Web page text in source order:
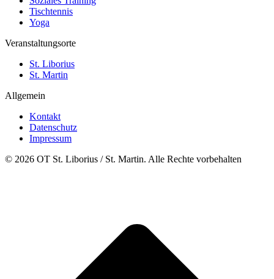
Tischtennis
Yoga
Veranstaltungsorte
St. Liborius
St. Martin
Allgemein
Kontakt
Datenschutz
Impressum
© 2026 OT St. Liborius / St. Martin. Alle Rechte vorbehalten